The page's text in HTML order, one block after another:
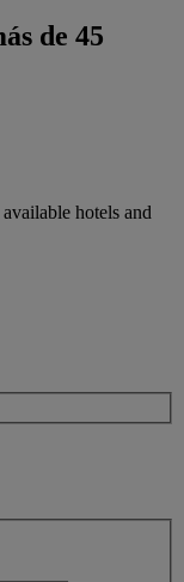
de 45
hotels and